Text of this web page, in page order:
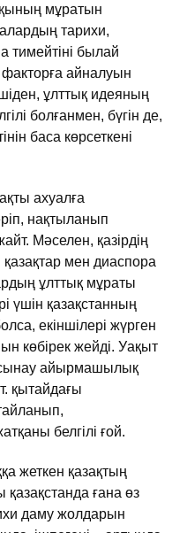
мұратын
тарихи,
тимейтiнi былай
факторға айналуын
ұлттық идеяның
болғанмен, бүгiн де,
баса көрсеткенi
ахуалға
нақтыланып
Мәселен, қазiрдiң
мен диаспора
ұлттық мұраты
үшiн қазақстанның
екiншiлерi жүрген
көбiрек жейдi. Уақыт
айырмашылық
қытайдағы
белгiлi ғой.
жеткен қазақтың
ғана өз
даму жолдарын